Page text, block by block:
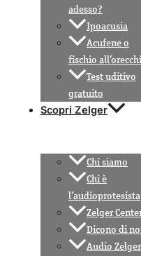
adesso?
Ipoacusia
Acufene o
fischio
Test uditivo
gratuito
Scopri Zelger
Chi siamo
Chi è
l’audioprotesista
Zelger
Dicono di
Audio Zelger